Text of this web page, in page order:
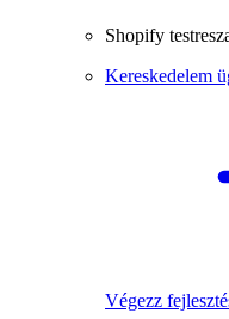
Shopify
Kereskedelem
Végezz